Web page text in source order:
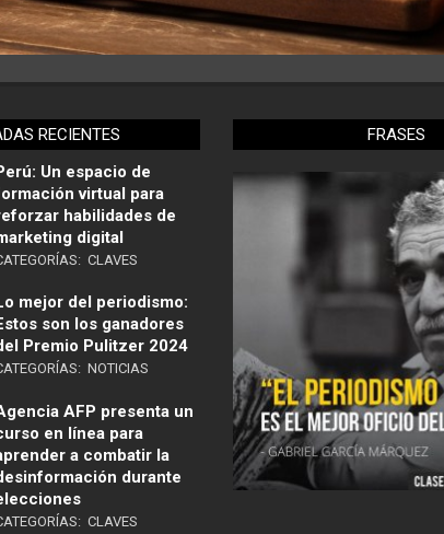
RECIENTES
Un espacio de
virtual para
habilidades de
digital
CLAVES
mejor del periodismo:
son los ganadores
Premio Pulitzer 2024
NOTICIAS
AFP presenta un
en línea para
a combatir la
durante
CLAVES
FRASES